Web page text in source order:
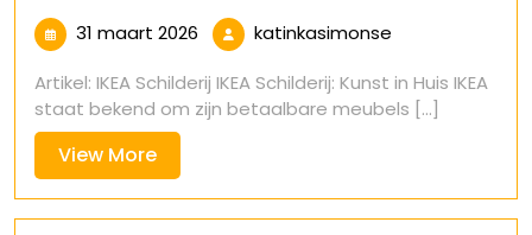
31 maart 2026 31
maart
2026
katinkasimonse
Artikel: IKEA Schilderij IKEA Schilderij: Kunst in Huis IKEA
staat bekend om zijn betaalbare meubels [...]
View MoreView
More